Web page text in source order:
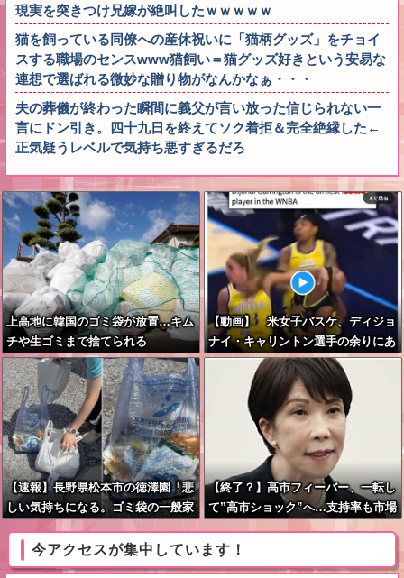
現実を突きつけ兄嫁が絶叫したｗｗｗｗｗ
猫を飼っている同僚への産休祝いに「猫柄グッズ」をチョイ
スする職場のセンスwww猫飼い＝猫グッズ好きという安易な
連想で選ばれる微妙な贈り物がなんかなぁ・・・
夫の葬儀が終わった瞬間に義父が言い放った信じられない一
言にドン引き。四十九日を終えてソク着拒＆完全絶縁した←
正気疑うレベルで気持ち悪すぎるだろ
上高地に韓国のゴミ袋が放置…キム
チや生ゴミまで捨てられる
【動画】 米女子バスケ、ディジョ
ナイ・キャリントン選手の余りにあ
からさまなラフプレーに批判殺到
【速報】長野県松本市の徳澤園「悲
しい気持ちになる。ゴミ袋の一般家
肉やキムチまで』」
【終了？】高市フィーバー、一転し
て”高市ショック”へ…支持率も市場
今アクセスが集中しています！